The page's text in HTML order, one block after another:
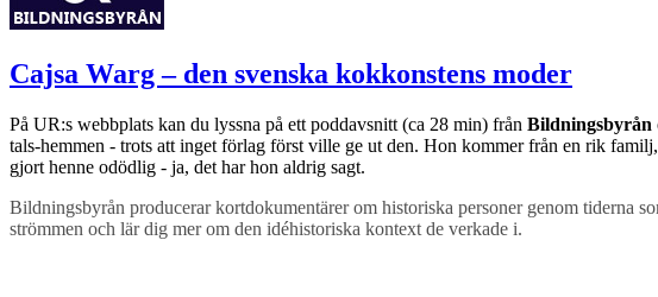
Cajsa Warg – den svenska kokkonstens moder
På UR:s webbplats kan du lyssna på ett poddavsnitt (ca 28 min) från Bildningsbyrån
tals-hemmen - trots att inget förlag först ville ge ut den. Hon kommer från en rik
gjort henne odödlig - ja, det har hon aldrig sagt.
Bildningsbyrån producerar kortdokumentärer om historiska personer genom tiderna
strömmen och lär dig mer om den idéhistoriska kontext de verkade i.